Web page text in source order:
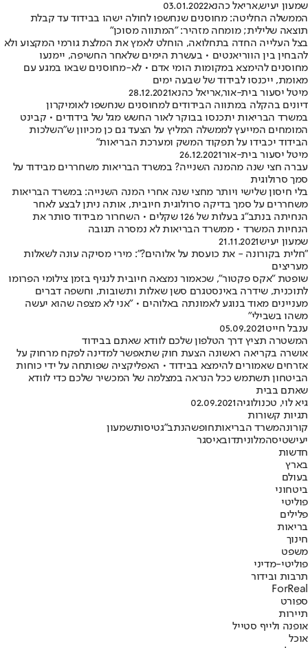
שמעון יעיש,אריאל כהנא03.01.2022
הממשלה החליטה: מחוסנים שנחשפו לחולה ישהו בבידוד עד קבלת
תוצאה שלילית; מומחה מזהיר: "המתווה מסוכן"
בצל העלייה החדה בתחלואה, הוחלט לאמץ את המלצת גורמי המקצוע ולא
להבחין בין הווריאנטים • בעשרת הימים שלאחר החשיפה, יימנעו
מחוסנים להימצא במקומות הומי אדם • לא-מחוסנים שבאו במגע עם
מאומת, ייכנסו לבידוד של שבעה ימים
מיטל יסעור בית-אור,אריאל כהנא28.12.2021
דיונים בהקלה במתווה הבידודים למחוסנים שנחשפו לאומיקרון
במשרד הבריאות יתכנסו בבוקר לאור החשש מגל של בידודים • קבינט
המומחים המייעץ לממשלה המליץ על הצעד גם כן מכיוון ש"השלכות
הבידוד יכבידו על תפקוד המשק ומערכת הבריאות"
מיטל יסעור בית-אור26.12.2021
עברה חצי שנה מהמנה השנייה? במשרד הבריאות משחררים מבידוד על
סמך סרולוגית
בלי חיסון שלישי ויותר מחצי שנה אחרי המנה השנייה: במשרד הבריאות
משחררים על סמך בדיקה סרולוגית חיובית, אותה ניתן לבצע לאחר
הנחיתה בנתב"ג בעלות של 126 שקלים • השחרור מבידוד סותר את
הנחיות המשרד • ממשרד הבריאות לא נמסרה תגובה
שמעון יעיש21.11.2021
"חלית בקורונה - את כועסת על אלוהים?": מירי מסיקה עונה לשאלות
מעריצים
שופטת "אקס פקטור", שכאמור נמצאה חיובית לנגיף בזמן צילומי הפרומו
לתוכנית, שידרה באינסטגרם סשן שאלות ותשובות, וחשפה דברים
מעניינים מאוד בנוגע לאמונתה באלוהים • "אני לא מצפה שהוא יעשה
משהו בשבילי"
ענבל חייט05.09.2021
המשטרה תציץ דרך הטלפון שלכם לוודא שאתם בבידוד
אושרה בקריאה ראשונה הצעת חוק שתאפשר למדינה לפקח מרחוק על
אזרחים שאמורים להימצא בבידוד • האפליקציה שפותחה על ידי כוחות
הביטחון תשתמש ככל הנראה במצלמה של המכשיר שלכם כדי לוודא
שאתם בבית
גיא לוי, טכנולוגיה02.09.2021
תגיות קשורות
קורונהמשרד הבריאותחופשהנתב"גטיסותשמעון
יעישטיסהמלוניתדובאיסגר
חדשות
בארץ
בעולם
ביטחוני
פוליטי
פלילים
בריאות
חינוך
משפט
פוליטי-מדיני
תרבות ובידור
ForReal
ספורט
תיירות
אופנה ולייף סטייל
אוכל